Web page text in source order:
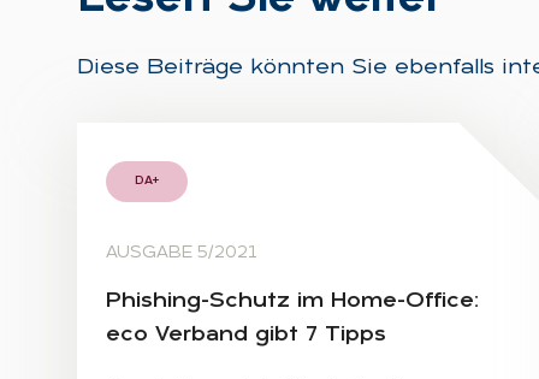
Diese Beiträge könnten Sie ebenfalls
DA+
AUSGABE 5/2021
Phis­hing-Schutz im Home-Of­fice:
eco Ver­band gibt 7 Tipps